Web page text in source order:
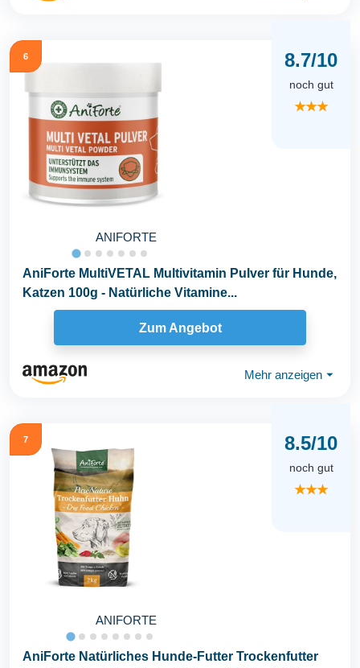
6
ANIFORTE
8.7/10
noch gut
★★★
AniForte MultiVETAL Multivitamin Pulver für Hunde,
Katzen 100g - Natürliche Vitamine...
Zum Angebot
Mehr anzeigen ⏷
7
ANIFORTE
8.5/10
noch gut
★★★
AniForte Natürliches Hunde-Futter Trockenfutter